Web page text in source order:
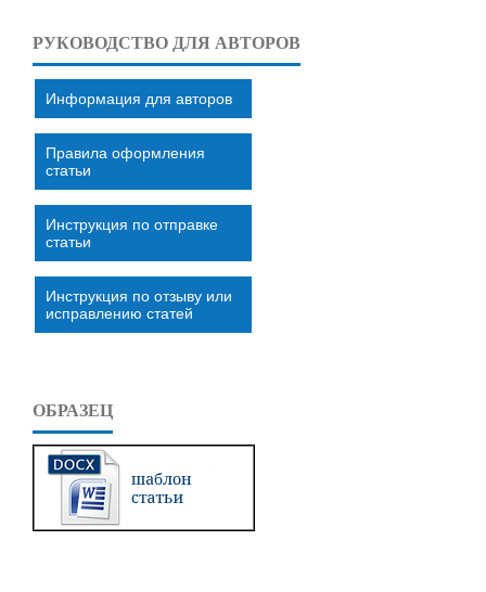
РУКОВОДСТВО ДЛЯ АВТОРОВ
Информация для авторов
Правила оформления
статьи
Инструкция по отправке
статьи
Инструкция по отзыву или
исправлению статей
ОБРАЗЕЦ